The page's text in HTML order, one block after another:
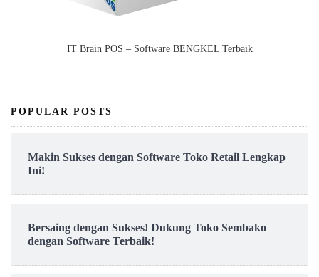
IT Brain POS – Software BENGKEL Terbaik
POPULAR POSTS
Makin Sukses dengan Software Toko Retail Lengkap
Ini!
Bersaing dengan Sukses! Dukung Toko Sembako
dengan Software Terbaik!